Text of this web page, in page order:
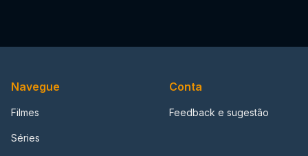
Navegue
Filmes
Séries
Conta
Feedback e sugestão